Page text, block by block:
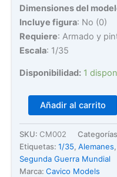
price
was:
Dimensiones del
Incluye figura: No (0)
Requiere: Armado y
Escala: 1/35
Disponibilidad: 1
Riesen
Panzer
IV
-
Kampf
Riesen
Mars
Añadir al carrito
SKU: CM002
Etiquetas:1/35,Alemanes,
Segunda Guerra Mundial
Marca:Cavico Models